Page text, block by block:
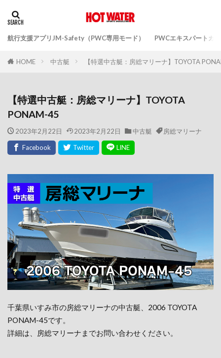
航行支援アプリJM-Safety（PWC専用モード） PWCエキスパートガ
HOME 中古艇 【特選中古艇：房総マリーナ】TOYOTA
【特選中古艇：房総マリーナ】TOYOTA
PONAM-45
2023年2月22日 2023年2月22日 中古艇 房総マリーナ
千葉県いすみ市の房総マリーナの中古艇、2006 TOYOTA
PONAM-45です。
詳細は、房総マリーナまでお問い合わせください。